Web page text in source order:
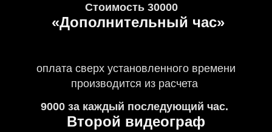
Стоимость 30000
«Дополнительный час»
оплата сверх установленного времени
производится из расчета
9000 за каждый последующий час.
Второй видеограф